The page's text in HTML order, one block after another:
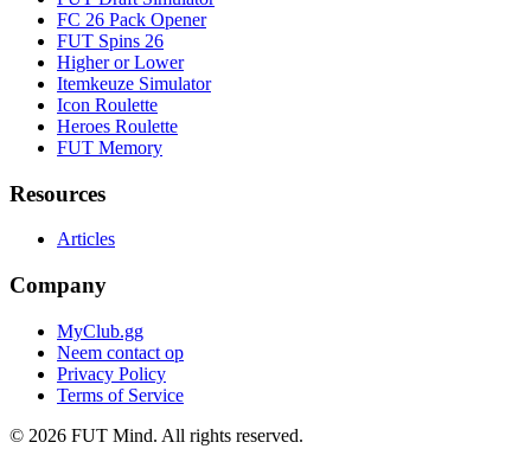
FC 26 Pack Opener
FUT Spins 26
Higher or Lower
Itemkeuze Simulator
Icon Roulette
Heroes Roulette
FUT Memory
Resources
Articles
Company
MyClub.gg
Neem contact op
Privacy Policy
Terms of Service
© 2026 FUT Mind. All rights reserved.